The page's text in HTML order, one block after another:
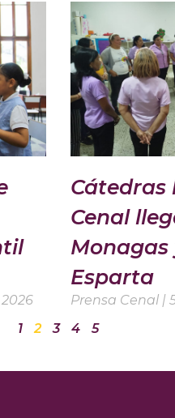
Cátedras
Cenal
Monagas
Esparta
Prensa Cenal
1
2 3 4 5